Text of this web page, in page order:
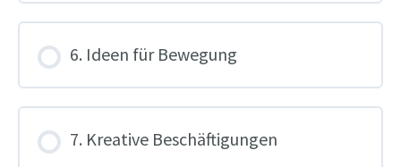
6. Ideen für Bewegung
7. Kreative Beschäftigungen